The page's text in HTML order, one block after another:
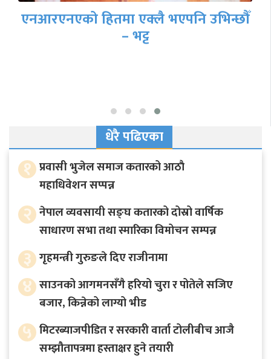
धेरै पढिएका
१ प्रवासी भुजेल समाज कतारको आठाै
महाधिवेशन सप्पन्न
२ नेपाल व्यवसायी सङ्घ कतारको दोस्रो वार्षिक
साधारण सभा तथा स्मारिका विमोचन सम्पन्न
३ गृहमन्त्री गुरुङले दिए राजीनामा
४ साउनको आगमनसँगै हरियो चुरा र पोतेले सजिए
बजार, किन्नेको लाग्यो भीड
५ मिटरब्याजपीडित र सरकारी वार्ता टोलीबीच आजै
सम्झौतापत्रमा हस्ताक्षर हुने तयारी